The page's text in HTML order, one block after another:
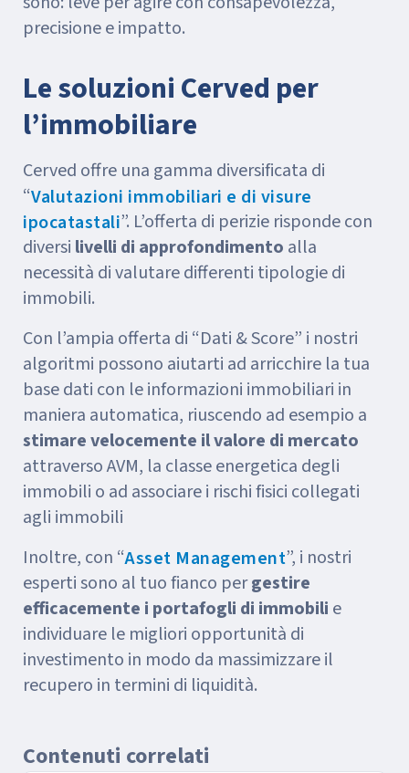
precisione e impatto.
Le soluzioni Cerved per
l’immobiliare
Cerved offre una gamma diversificata di
“Valutazioni immobiliari e di visure
ipocatastali”. L’offerta di perizie risponde con
diversi livelli di approfondimento alla
necessità di valutare differenti tipologie di
immobili.
Con l’ampia offerta di “Dati & Score” i nostri
algoritmi possono aiutarti ad arricchire la tua
base dati con le informazioni immobiliari in
maniera automatica, riuscendo ad esempio a
stimare velocemente il valore di mercato
attraverso AVM, la classe energetica degli
immobili o ad associare i rischi fisici collegati
agli immobili
Inoltre, con “Asset Management”, i nostri
esperti sono al tuo fianco pergestire
efficacemente i portafogli di immobili e
individuare le migliori opportunità di
investimento in modo da massimizzare il
recupero in termini di liquidità.
Contenuti correlati